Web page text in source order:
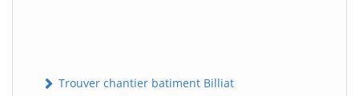
Trouver chantier batiment Billiat